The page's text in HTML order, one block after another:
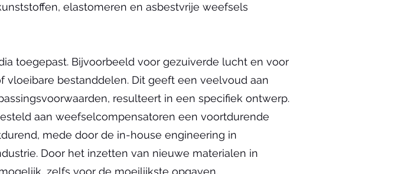
elastomeren en asbestvrije weefsels
toegepast. Bijvoorbeeld voor gezuiverde lucht en voor
vloeibare bestanddelen. Dit geeft een veelvoud aan
resulteert in een specifiek ontwerp.
aan weefselcompensatoren een voortdurende
mede door de in-house engineering in
Door het inzetten van nieuwe materialen in
zelfs voor de moeilijkste opgaven.